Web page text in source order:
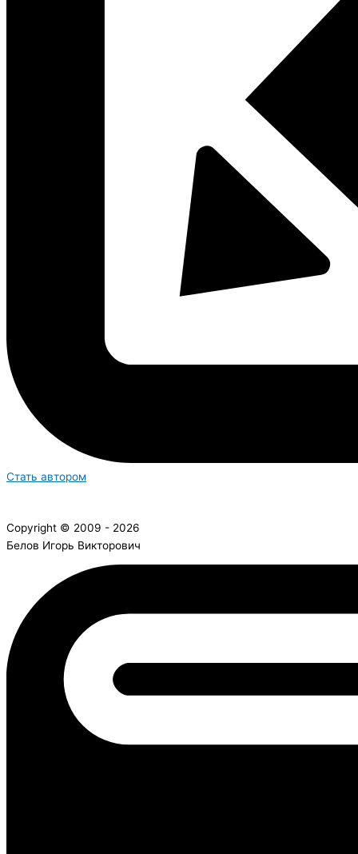
Стать автором
Copyright © 2009 - 2026
Белов Игорь Викторович